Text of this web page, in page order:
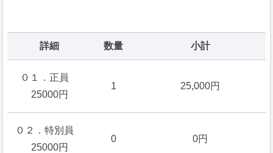
詳細 数量 小計
０１．正員
25000円
1 25,000円
０２．特別員
25000円
0 0円